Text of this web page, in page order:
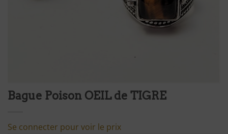
Bague Poison OEIL de TIGRE
Se connecter pour voir le prix